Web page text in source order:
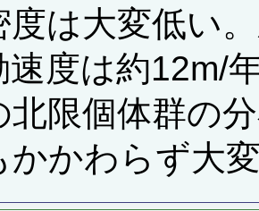
度は大変低い
速度は約12m/
北限個体群の
かかわらず大